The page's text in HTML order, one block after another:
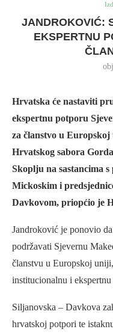
JANDROKOVIĆ:
EKSPERTNU
Hrvatska će nastaviti
ekspertnu potporu
za članstvo u
Hrvatskog sabora
Skoplju na sastancima
Mickoskim i
Davkovom, priopćio je
Jandroković je ponovio
podržavati Sjevernu
članstvu u Europskoj
institucionalnu i
Siljanovska – Davkova
hrvatskoj potpori te